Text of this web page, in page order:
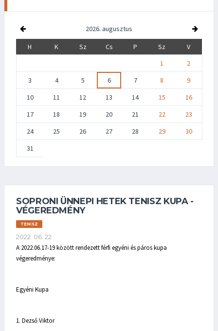
2026. augusztus
H K Sz Cs P Sz
V
1
2
3
4 5 6 7 8
9
10
11 12 13 14 15
16
17
18 19 20 21 22
23
24
25 26 27 28 29
30
31
SOPRONI ÜNNEPI HETEK TENISZ KUPA -
VÉGEREDMÉNY
TENISZ
2022. 06. 22.
A 2022.06.17-19 között rendezett férfi egyéni és páros kupa
végeredménye:
Egyéni Kupa
1. Dezső Viktor